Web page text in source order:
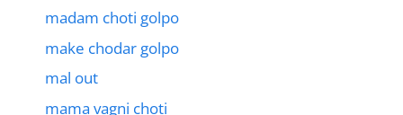
madam choti golpo
make chodar golpo
mal out
mama vagni choti